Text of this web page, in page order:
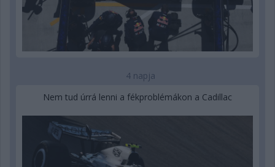
4 napja
Nem tud úrrá lenni a fékproblémákon a Cadillac